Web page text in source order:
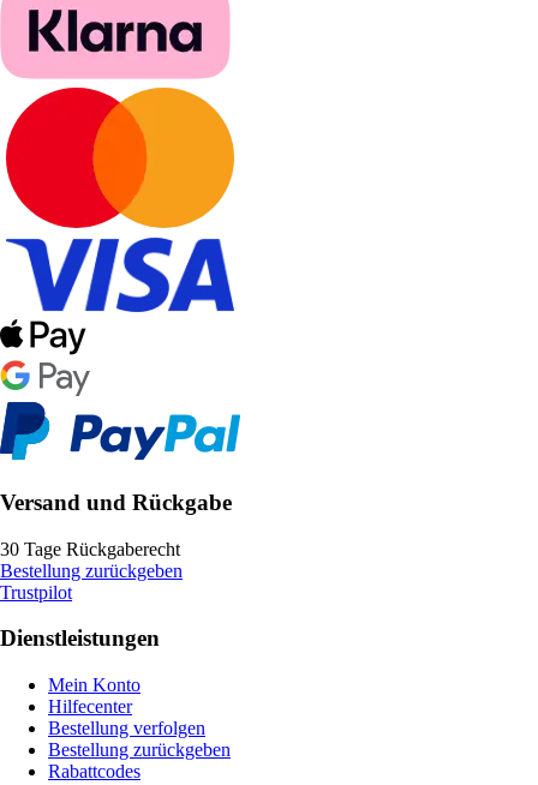
Versand und Rückgabe
30 Tage Rückgaberecht
Bestellung zurückgeben
Trustpilot
Dienstleistungen
Mein Konto
Hilfecenter
Bestellung verfolgen
Bestellung zurückgeben
Rabattcodes